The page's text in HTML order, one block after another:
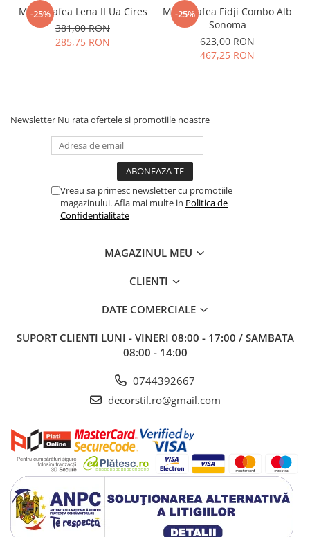
-25%
Masa Cafea Lena II Ua Cires
381,00 RON
285,75 RON
-25%
Masa Cafea Fidji Combo Alb
Sonoma
623,00 RON
467,25 RON
Newsletter Nu rata ofertele si promotiile noastre
Vreau sa primesc newsletter cu promotiile
magazinului. Afla mai multe in Politica de
Confidentialitate
MAGAZINUL MEU
CLIENTI
DATE COMERCIALE
SUPORT CLIENTI LUNI - VINERI 08:00 - 17:00 / SAMBATA
08:00 - 14:00
0744392667
decorstil.ro@gmail.com